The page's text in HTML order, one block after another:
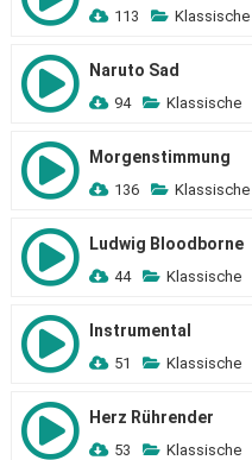
113 Klassische
Naruto Sad
94 Klassische
Morgenstimmung
136 Klassische
Ludwig Bloodborne
44 Klassische
Instrumental
51 Klassische
Herz Rührender
53 Klassische